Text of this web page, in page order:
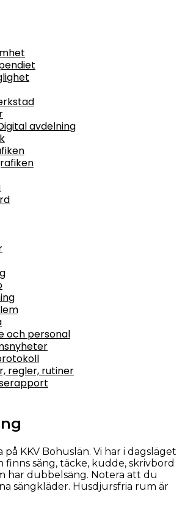
avdelning
och personal
regler, rutiner
KKV Bohuslän. Vi har i dagsläget
finns säng, täcke, kudde, skrivbord
har dubbelsäng. Notera att du
sängkläder. Husdjursfria rum är